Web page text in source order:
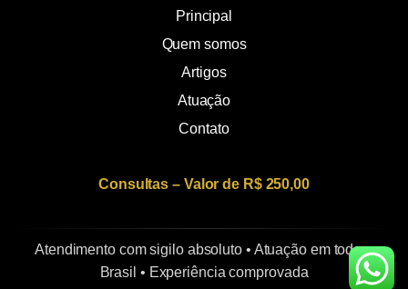
Principal
Quem somos
Artigos
Atuação
Contato
Consultas – Valor de R$ 250,00
Atendimento com sigilo absoluto • Atuação em todo o
Brasil • Experiência comprovada